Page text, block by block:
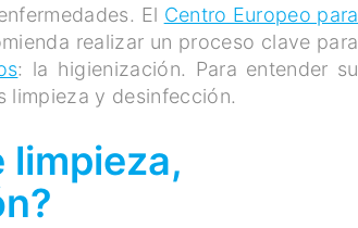
El Centro Europeo para
realizar un proceso clave para
: la higienización. Para entender su
limpieza y desinfección.
limpieza,